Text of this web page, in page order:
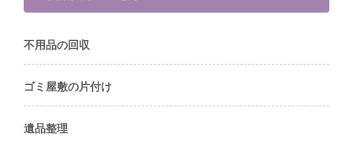
不用品の回収
ゴミ屋敷の片付け
遺品整理